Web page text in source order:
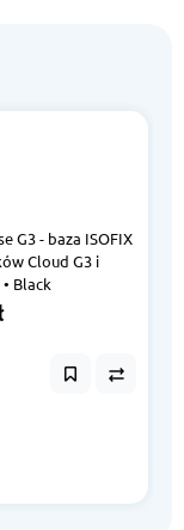
G3 - baza ISOFIX
Cloud G3 i
Black